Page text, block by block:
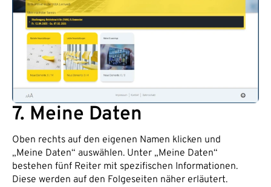
7. Meine Daten
Oben rechts auf den eigenen Namen klicken und
„Meine Daten“ auswählen. Unter „Meine Daten“
bestehen fünf Reiter mit spezifischen Informationen.
Diese werden auf den Folgeseiten näher erläutert.